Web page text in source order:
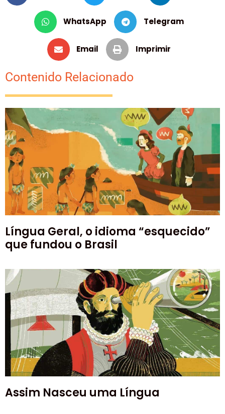
WhatsApp Telegram
Email Imprimir
Contenido Relacionado
Língua Geral, o idioma “esquecido”
que fundou o Brasil
Assim Nasceu uma Língua